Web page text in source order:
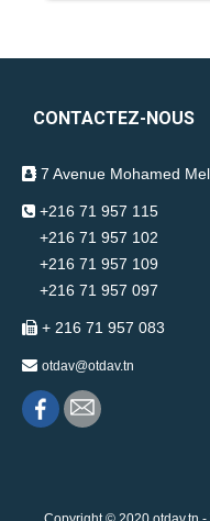
CONTACTEZ-NOUS
7 Avenue Mohamed
+216 71 957 115
+216 71 957 102
+216 71 957 109
+216 71 957 097
+ 216 71 957 083
otdav@otdav.tn